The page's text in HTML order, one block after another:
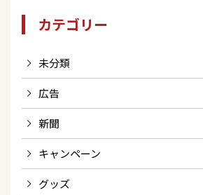
カテゴリー
未分類
広告
新聞
キャンペーン
グッズ